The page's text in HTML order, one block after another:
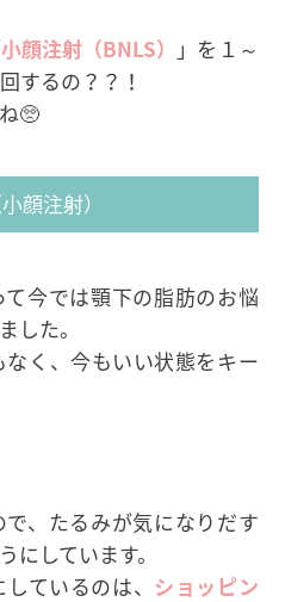
小顔注射（BNLS） 」を１～
するの？？！
🥺
顔注射）
今では顎下の脂肪のお悩
した。
く、今もいい状態をキー
、たるみが気になりだす
にしています。
ているのは、 ショッピン